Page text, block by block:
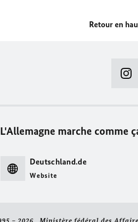
Retour en
L'Allemagne marche comme
Deutschland.de
Website